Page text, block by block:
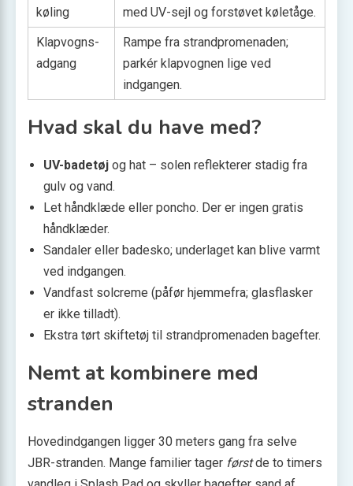
køling
med UV-sejl og forstøvet køletåge.
Klapvogns-
adgang
Rampe fra strandpromenaden;
parkér klapvognen lige ved
indgangen.
Hvad skal du have med?
UV-badetøj og hat – solen reflekterer stadig fra
gulv og vand.
Let håndklæde eller poncho. Der er ingen gratis
håndklæder.
Sandaler eller badesko; underlaget kan blive varmt
ved indgangen.
Vandfast solcreme (påfør hjemmefra; glasflasker
er ikke tilladt).
Ekstra tørt skiftetøj til strandpromenaden bagefter.
Nemt at kombinere med
stranden
Hovedindgangen ligger 30 meters gang fra selve
JBR-stranden. Mange familier tager førstde to timers